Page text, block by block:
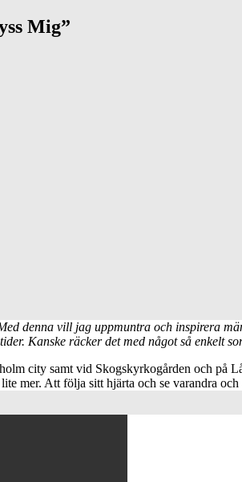
Mig”
denna vill jag uppmuntra och inspirera
Kanske räcker det med något så enkelt
city samt vid Skogskyrkogården och på
mer. Att följa sitt hjärta och se varandra